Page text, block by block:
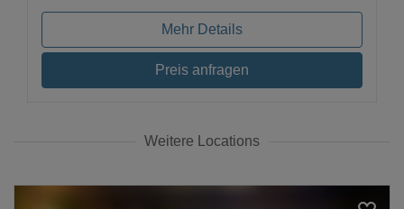
Mehr Details
Preis anfragen
Weitere Locations